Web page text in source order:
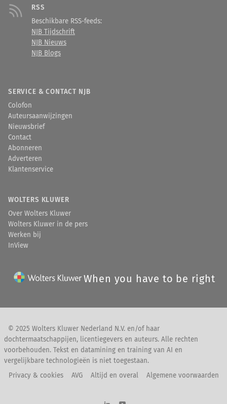
RSS
Beschikbare RSS-feeds:
NJB Tijdschrift
NJB Nieuws
NJB Blogs
SERVICE & CONTACT NJB
Colofon
Auteursaanwijzingen
Nieuwsbrief
Contact
Abonneren
Adverteren
Klantenservice
WOLTERS KLUWER
Over Wolters Kluwer
Wolters Kluwer in de pers
Werken bij
InView
When you have to be right
© 2025 Wolters Kluwer Nederland N.V. en/of haar
dochtermaatschappijen, licentiegevers en auteurs. Alle rechten
voorbehouden. Tekst en datamining en training van AI en
vergelijkbare technologieën is niet toegestaan.
Privacy & cookies
AVG Altijd en overal Algemene voorwaarden